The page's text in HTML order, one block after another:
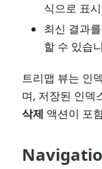
식으로 표
최신 결과
할 수 있습
트리맵 뷰는 인
며, 저장된 인덱
삭제 액션이 포